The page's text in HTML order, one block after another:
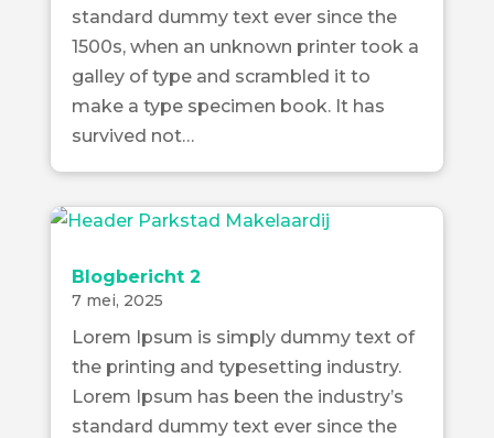
standard dummy text ever since the
1500s, when an unknown printer took a
galley of type and scrambled it to
make a type specimen book. It has
survived not…
Blogbericht 2
7 mei, 2025
Lorem Ipsum is simply dummy text of
the printing and typesetting industry.
Lorem Ipsum has been the industry’s
standard dummy text ever since the